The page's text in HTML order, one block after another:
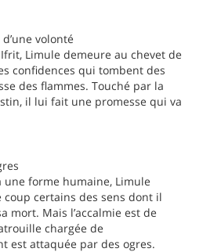
volonté
Limule demeure au chevet de
confidences qui tombent des
des flammes. Touché par la
il lui fait une promesse qui va
une forme humaine, Limule
certains des sens dont il
mort. Mais l’accalmie est de
chargée de
est attaquée par des ogres.